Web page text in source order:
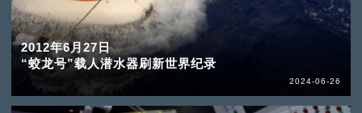
2012年6月27日
“蛟龙号”载人潜水器刷新世界纪录
2024-06-26